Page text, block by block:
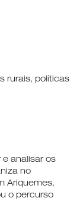
rurais, políticas
analisar os
no
Ariquemes,
o percurso